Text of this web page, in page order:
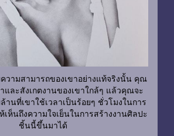
วามสามารถของเขาอย่างแท้จริงนั้น คุณ
และสังเกตงานของเขาใกล้ๆ แล้วคุณจะ
นที่เขาใช้เวลาเป็นร้อยๆ ชั่วโมงในการ
ห็นถึงความใจเย็นในการสร้างงานศิลปะ
ชิ้นนี้ขึ้นมาได้